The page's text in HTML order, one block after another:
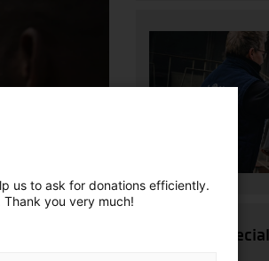
Podcast-
us to ask for donations efficiently.
you very much!